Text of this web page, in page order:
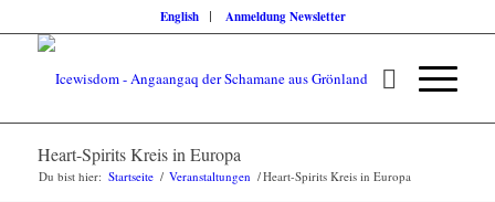
English Anmeldung Newsletter
Heart-Spirits Kreis in Europa
Du bist hier: Startseite / Veranstaltungen /Heart-Spirits Kreis in Europa